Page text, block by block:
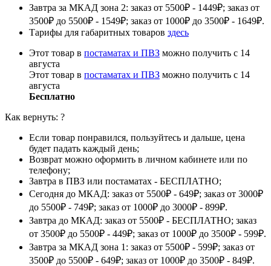
Завтра за МКАД зона 2: заказ от 5500₽ - 1449₽; заказ от
3500₽ до 5500₽ - 1549₽; заказ от 1000₽ до 3500₽ - 1649₽.
Тарифы для габаритных товаров здесь
Этот товар в постаматах и ПВЗ можно получить с 14
августа
Этот товар в постаматах и ПВЗ можно получить с 14
августа
Бесплатно
Как вернуть: ?
Если товар понравился, пользуйтесь и дальше, цена
будет падать каждый день;
Возврат можно оформить в личном кабинете или по
телефону;
Завтра в ПВЗ или постаматах - БЕСПЛАТНО;
Сегодня до МКАД: заказ от 5500₽ - 649₽; заказ от 3000₽
до 5500₽ - 749₽; заказ от 1000₽ до 3000₽ - 899₽.
Завтра до МКАД: заказ от 5500₽ - БЕСПЛАТНО; заказ
от 3500₽ до 5500₽ - 449₽; заказ от 1000₽ до 3500₽ - 599₽.
Завтра за МКАД зона 1: заказ от 5500₽ - 599₽; заказ от
3500₽ до 5500₽ - 649₽; заказ от 1000₽ до 3500₽ - 849₽.